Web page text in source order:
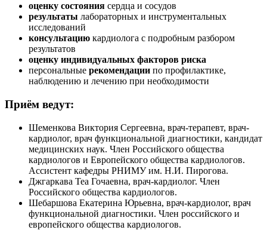
оценку состояния сердца и сосудов
результаты лабораторных и инструментальных
исследований
консультацию кардиолога с подробным разбором
результатов
оценку индивидуальных факторов риска
персональные рекомендации по профилактике,
наблюдению и лечению при необходимости
Приём ведут:
Шеменкова Виктория Сергеевна, врач-терапевт, врач-
кардиолог, врач функциональной диагностики, кандидат
медицинских наук. Член Российского общества
кардиологов и Европейского общества кардиологов.
Ассистент кафедры РНИМУ им. Н.И. Пирогова.
Джгаркава Теа Гочаевна, врач-кардиолог. Член
Российского общества кардиологов.
Шебаршова Екатерина Юрьевна, врач-кардиолог, врач
функциональной диагностики. Член российского и
европейского общества кардиологов.